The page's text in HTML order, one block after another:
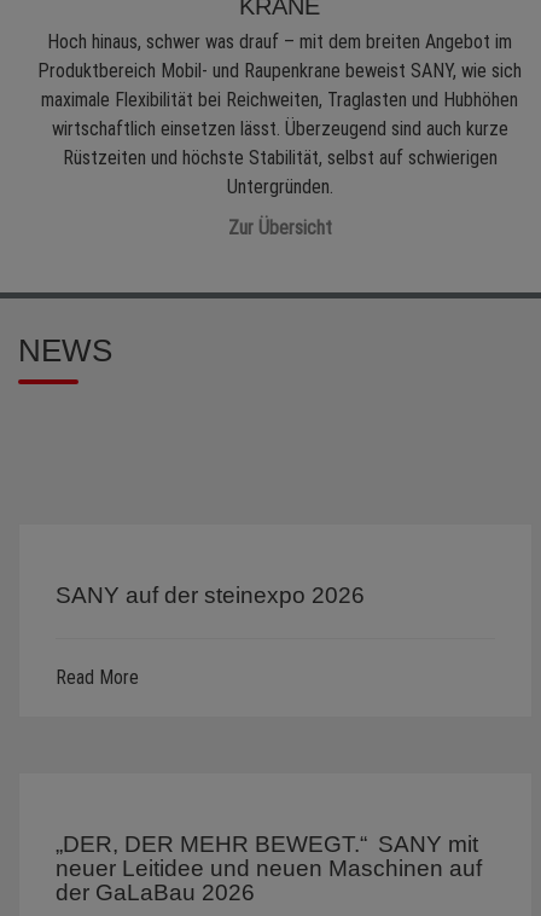
KRANE
Hoch hinaus, schwer was drauf – mit dem breiten Angebot im
Produktbereich Mobil- und Raupenkrane beweist SANY, wie sich
maximale Flexibilität bei Reichweiten, Traglasten und Hubhöhen
wirtschaftlich einsetzen lässt. Überzeugend sind auch kurze
Rüstzeiten und höchste Stabilität, selbst auf schwierigen
Untergründen.
Zur Übersicht
NEWS
SANY auf der steinexpo 2026
Read More
„DER, DER MEHR BEWEGT.“ SANY mit
neuer Leitidee und neuen Maschinen auf
der GaLaBau 2026